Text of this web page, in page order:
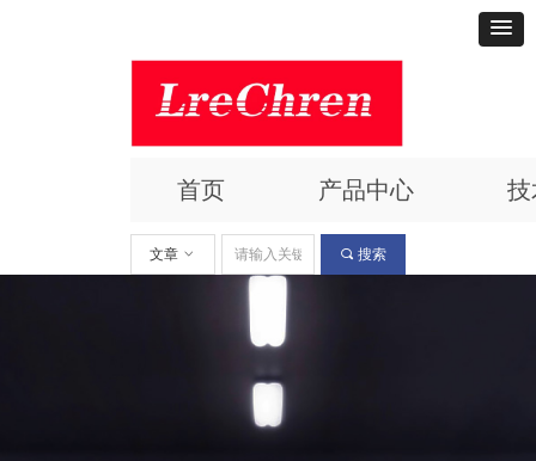
首页 产品中心
끠 搜索
文章 ꀁ